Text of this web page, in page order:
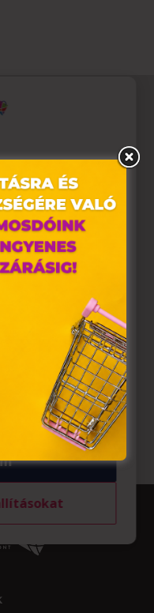
„süti")
információt
az Ön
szóló 2003. évi C.
szolgáltatások, az
szolgáltatások
törvény, valamint
használjuk.
Unió országain
és ezeknek a
eszközén történő
kell kérniük.